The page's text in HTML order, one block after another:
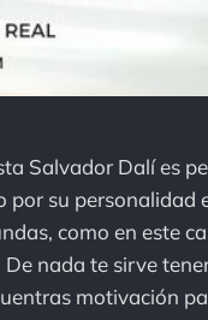
Salvador Dalí es
por su
como en este
nada te sirve
motivación